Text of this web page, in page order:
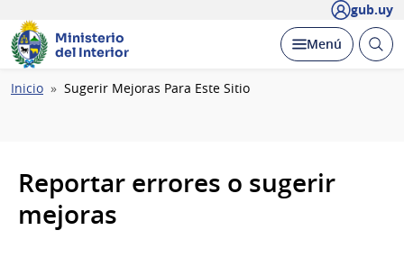
gub.uy
Ministerio
del Interior
Desplegar
Menú Abrir
Ruta
Inicio Sugerir Mejoras Para Este Sitio
Reportar errores o sugerir
mejoras